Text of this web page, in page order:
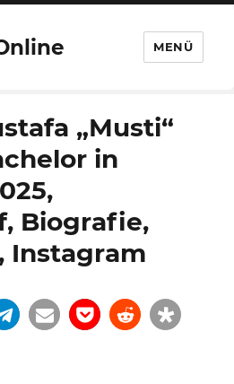
MENÜ
„Musti“
in
Biografie,
Instagram